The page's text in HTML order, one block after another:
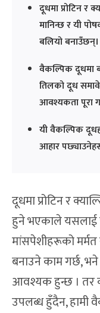
दूधमा प्रोटिन
मानिन्छ र यी
बलियो बनाउँछन्।
वैकल्पिक दूधमा
तिलको दूध
आवश्यकता पूरा
यी वैकल्पिक
आहार
दूधमा प्रोटिन र
हुने भएकाले यसलाई
मांसपेशीहरूको मर्मत
बनाउने काम गर्छ,
आवश्यक हुन्छ । तर
उपलब्ध हुँदैन, हामी